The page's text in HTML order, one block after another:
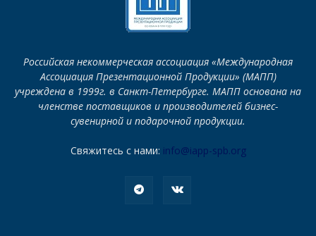
Российская некоммерческая ассоциация «Международная
Ассоциация Презентационной Продукции» (МАПП)
учреждена в 1999г. в Санкт-Петербурге. МАПП основана на
членстве поставщиков и производителей бизнес-
сувенирной и подарочной продукции.
Свяжитесь с нами: info@iapp-spb.org